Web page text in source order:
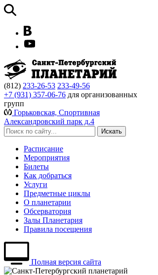
(812) 233-26-53 233-49-56
+7 (931) 357-06-76 для организованных
групп
Горьковская, Спортивная
Александровский парк д.4
Расписание
Мероприятия
Билеты
Как добраться
Услуги
Предметные циклы
О планетарии
Обсерватория
Залы Планетария
Правила посещения
Полная версия сайта